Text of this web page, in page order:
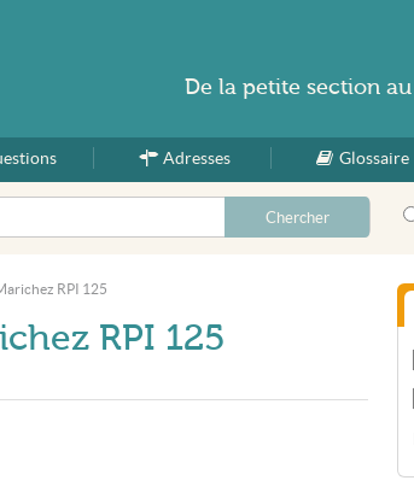
Adresses Glossaire
RPI 125
RPI 125
De la petite section au